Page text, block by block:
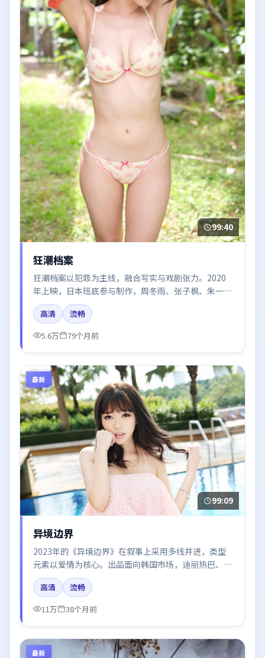
99:40
狂潮档案
狂潮档案以犯罪为主线，融合写实与戏剧张力。2020
年上映，日本班底参与制作，周冬雨、张子枫、朱一
龙、易烊千玺、王景春在片中呈现细腻表演，影像风格
统一，配乐与剪辑强化了情绪曲线。
高清
流畅
5.6万
79个月前
最新
99:09
异境边界
2023年的《异境边界》在叙事上采用多线并进，类型
元素以爱情为核心。出品面向韩国市场，迪丽热巴、谭
卓、咏梅、肖战、河正宇所饰角色推动关键反转，结尾
留白引发讨论。
高清
流畅
11万
38个月前
最新